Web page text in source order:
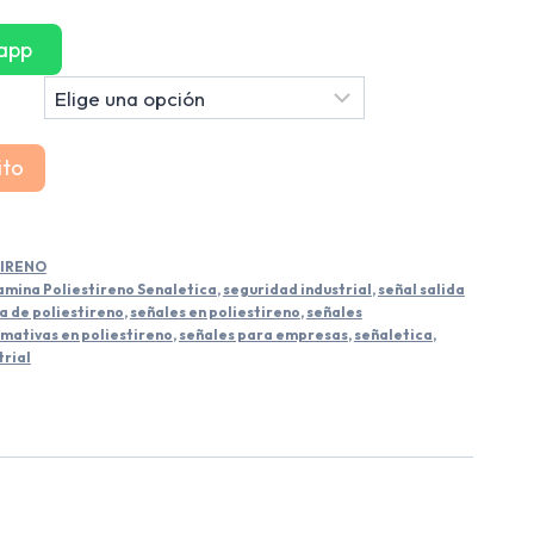
Poliestireno Senaletica, seguridad industrial, señal salida
de poliestireno, señales en poliestireno, señales
en poliestireno, señales para empresas, señaletica,